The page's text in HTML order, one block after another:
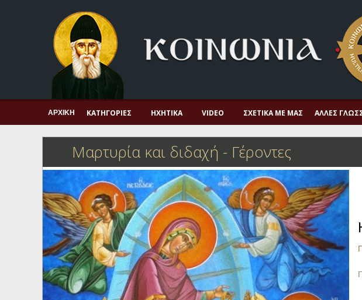
Πνευματική ζωή
Μαρτυρία και διδαχή
Λατρεία και προσευχή
Αγιολόγιο – Εορτολόγιο
Η πίστη στην εποχή μας
Ορθόδοξη οικογένεια
Ορθόδοξο προσκυνητάριο
Σκέψεις-προβληματισμοί
ΑΡΧΙΚΉ ΚΑΤΗΓΟΡΊΕΣ ΗΧΗΤΙΚΆ VIDEO ΣΧΕΤΙΚΆ ΜΕ ΜΑΣ ΆΛΛΕΣ
Μαρτυρία και διδαχή - Γέροντες